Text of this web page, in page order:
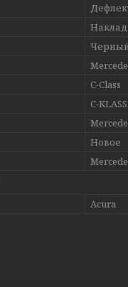
C-Class
C-
Новое
Acura